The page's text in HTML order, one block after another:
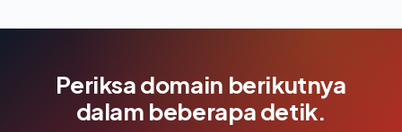
Periksa domain berikutnya
dalam beberapa detik.